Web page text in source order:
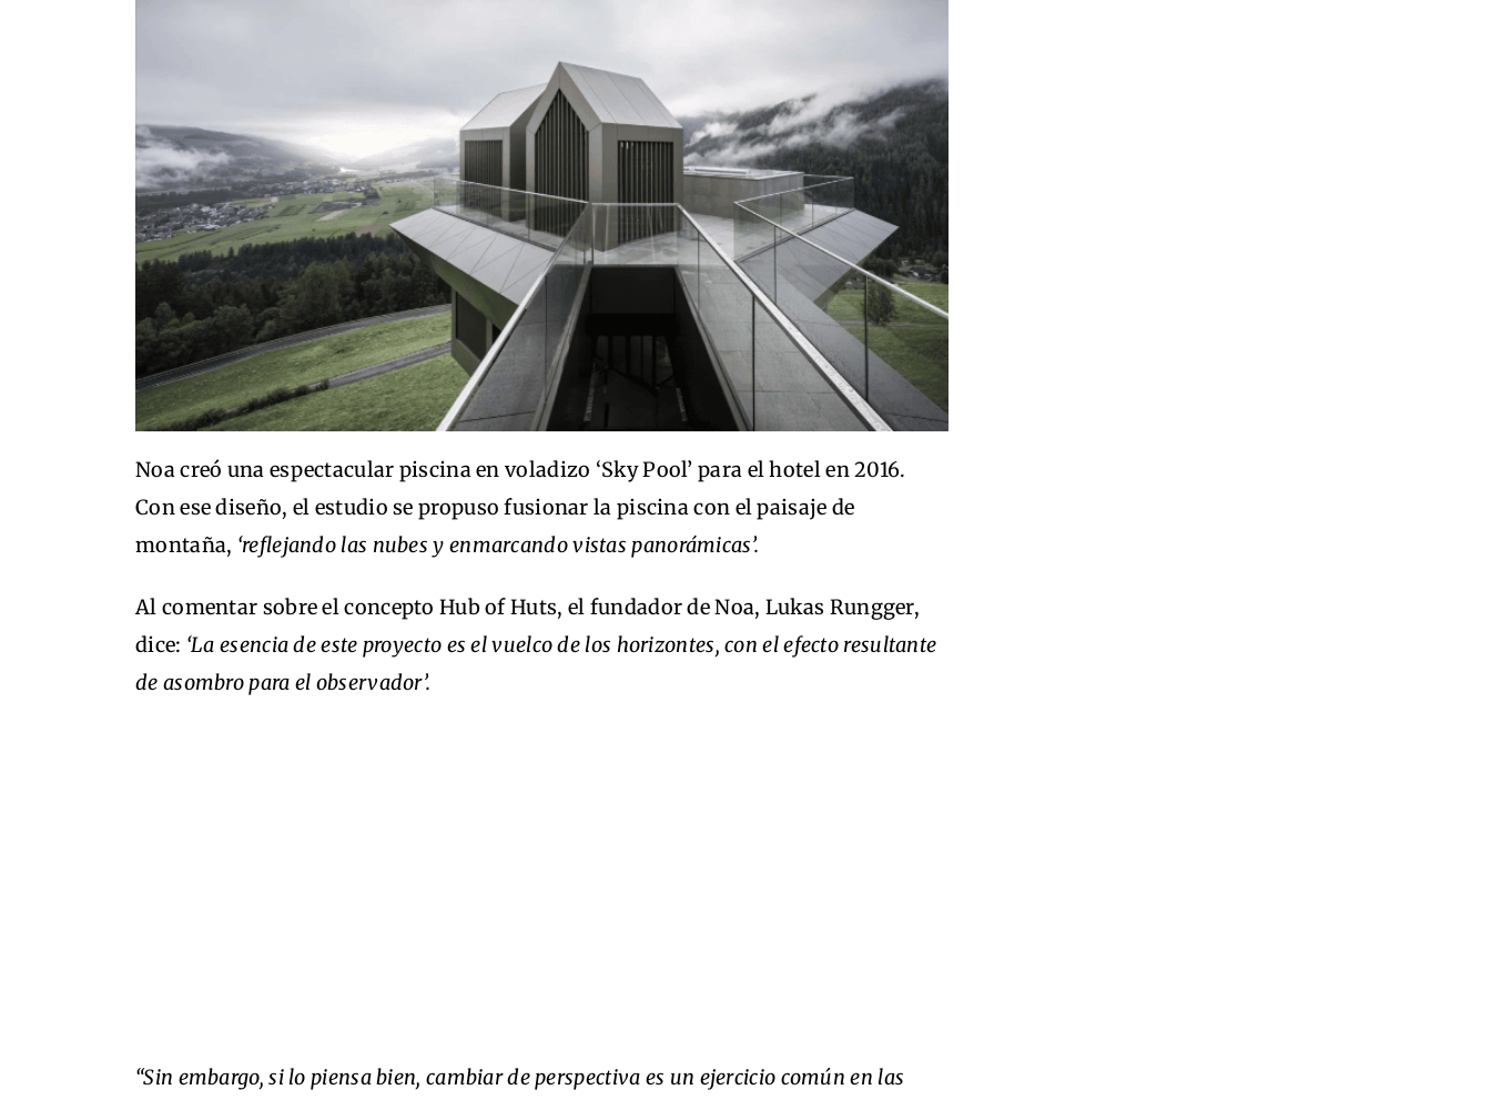
Noa creó una espectacular piscina en voladizo ‘Sky Pool’ para el hotel en 2016.
Con ese diseño, el estudio se propuso fusionar la piscina con el paisaje de
montaña, ‘reflejando las nubes y enmarcando vistas panorámicas’.
Al comentar sobre el concepto Hub of Huts, el fundador de Noa, Lukas Rungger,
dice: ‘La esencia de este proyecto es el vuelco de los horizontes, con el efecto resultante
de asombro para el observador’.
“Sin embargo, si lo piensa bien, cambiar de perspectiva es un ejercicio común en las